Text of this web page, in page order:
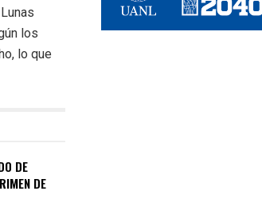
los
lo que
DE
DE